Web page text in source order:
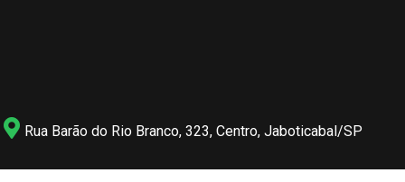
Rua Barão do Rio Branco, 323, Centro, Jaboticabal/SP